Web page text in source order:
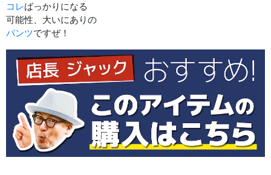
コレばっかりになる
可能性、大いにありの
パンツですぜ！